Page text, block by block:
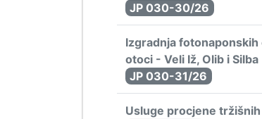
JP 030-30/26
Izgradnja
otoci - Veli Iž, Olib i Silba
JP 030-31/26
Usluge procjene